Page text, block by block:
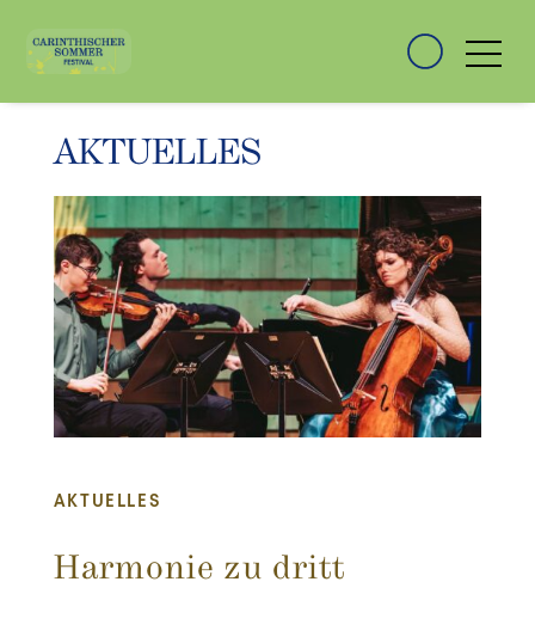
AKTUELLES
AKTUELLES
Harmonie zu dritt